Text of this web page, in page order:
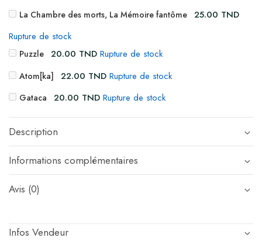
La Chambre des morts, La Mémoire fantôme 25.00 TND
Rupture de stock
Puzzle 20.00 TND Rupture de stock
Atom[ka] 22.00 TND Rupture de stock
Gataca 20.00 TND Rupture de stock
Description
Informations complémentaires
Avis (0)
Infos Vendeur